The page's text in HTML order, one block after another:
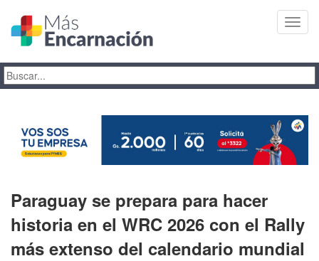
Paraguay se prepara para hacer
historia en el WRC 2026 con el Rally
más extenso del calendario mundial